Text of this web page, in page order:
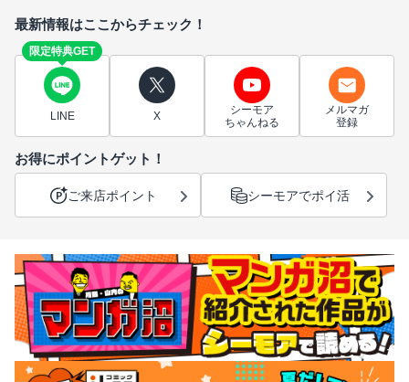
最新情報はここからチェック！
限定特典GET
LINE X
シーモア
ちゃんねる
メルマガ
登録
お得にポイントゲット！
ご来店ポイント シーモアでポイ活